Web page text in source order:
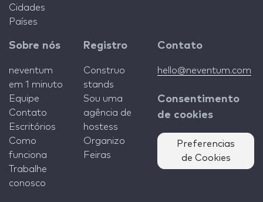
Cidades
Países
Sobre nós
neventum
em 1 minuto
Equipe
Contato
Escritórios
Como
funciona
Trabalhe
conosco
Registro
Construo
stands
Sou uma
agência de
hostess
Organizo
Feiras
Contato
hello@neventum.com
Consentimento
de cookies
Preferencias
de Cookies